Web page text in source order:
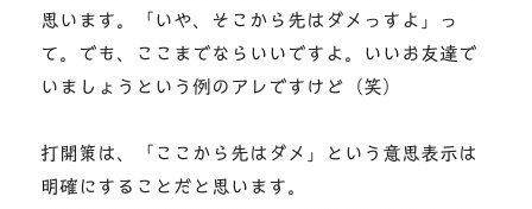
思います。「いや、そこから先はダメっすよ」っ
て。でも、ここまでならいいですよ。いいお友達で
いましょうという例のアレですけど（笑）
打開策は、「ここから先はダメ」という意思表示は
明確にすることだと思います。